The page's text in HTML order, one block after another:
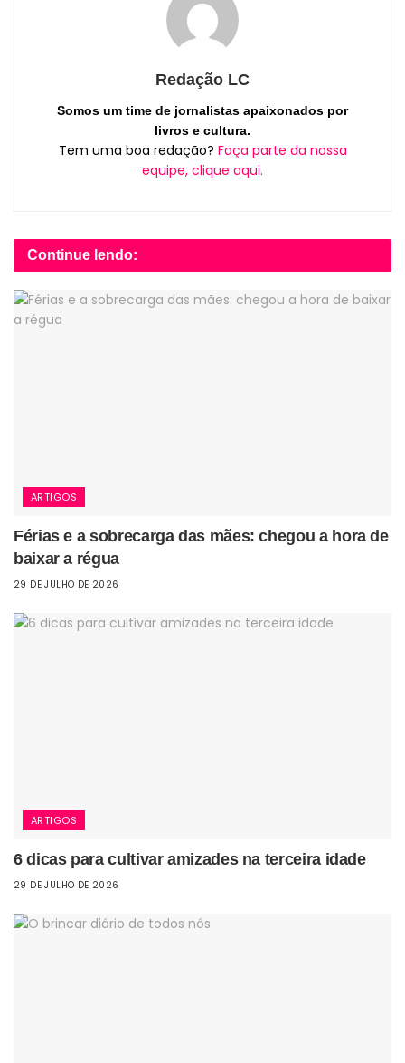
Redação LC
Somos um time de jornalistas apaixonados por
livros e cultura.
Tem uma boa redação? Faça parte da nossa
equipe, clique aqui.
Continue lendo:
ARTIGOS
Férias e a sobrecarga das mães: chegou a hora de
baixar a régua
29 DE JULHO DE 2026
ARTIGOS
6 dicas para cultivar amizades na terceira idade
29 DE JULHO DE 2026